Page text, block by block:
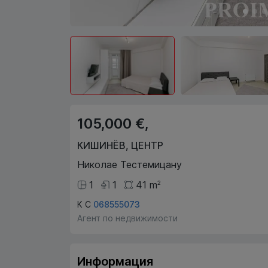
105,000 €,
КИШИНЁВ, ЦЕНТР
Николае Тестемицану
1
1 41 m2
К С 068555073
Агент по недвижимости
Информация